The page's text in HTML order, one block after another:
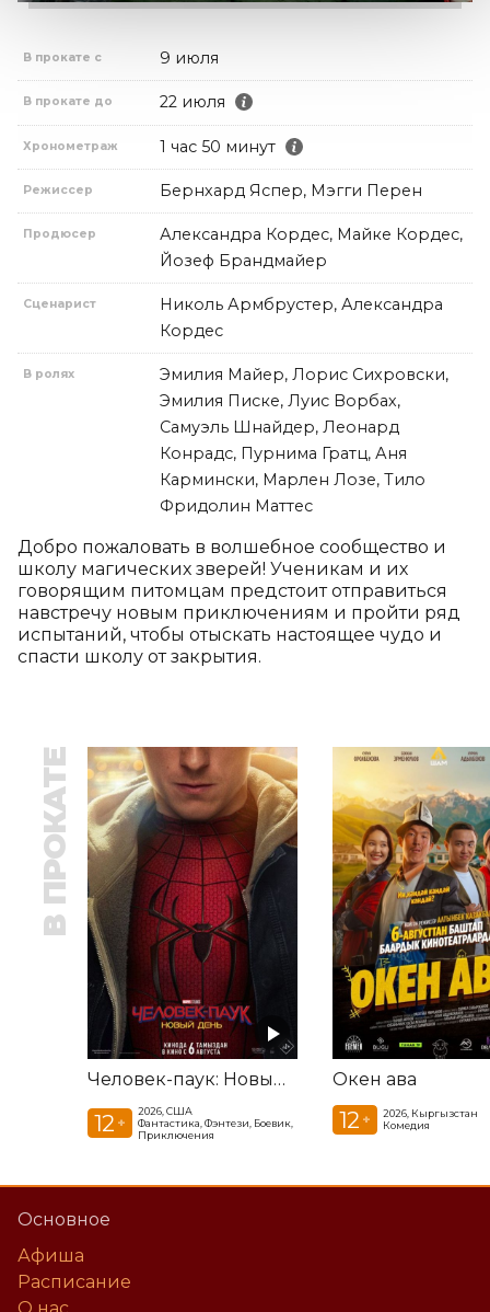
В прокате с 9 июля
В прокате до 22 июля
Хронометраж 1 час 50 минут
Режиссер Бернхард Яспер, Мэгги Перен
Продюсер
Александра Кордес, Майке Кордес,
Йозеф Брандмайер
Сценарист
Николь Армбрустер, Александра
Кордес
В ролях
Эмилия Майер, Лорис Сихровски,
Эмилия Писке, Луис Ворбах,
Самуэль Шнайдер, Леонард
Конрадс, Пурнима Гратц, Аня
Кармински, Марлен Лозе, Тило
Фридолин Маттес
​​Добро пожаловать в волшебное сообщество и
школу магических зверей! Ученикам и их
говорящим питомцам предстоит отправиться
навстречу новым приключениям и пройти ряд
испытаний, чтобы отыскать настоящее чудо и
спасти школу от закрытия.
В ПРОКАТЕ
Человек-паук: Новый день
12 +
2026, США
Фантастика, Фэнтези, Боевик,
Приключения
Окен ава
12 +
2026, Кыргызстан
Комедия
Основное
Афиша
Расписание